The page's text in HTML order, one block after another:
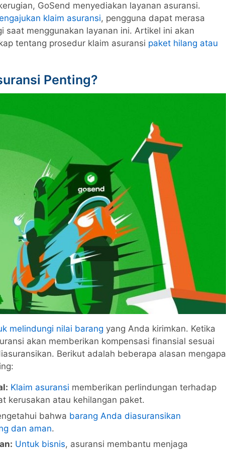
GoSend menyediakan layanan asuransi.
klaim asuransi, pengguna dapat merasa
saat menggunakan layanan ini. Artikel ini akan
tentang prosedur klaim asuransi paket hilang atau
Penting?
melindungi nilai barang yang Anda kirimkan. Ketika
akan memberikan kompensasi finansial sesuai
Berikut adalah beberapa alasan mengapa
Klaim asuransi memberikan perlindungan terhadap
kerusakan atau kehilangan paket.
bahwa barang Anda diasuransikan
dan aman.
Untuk bisnis, asuransi membantu menjaga